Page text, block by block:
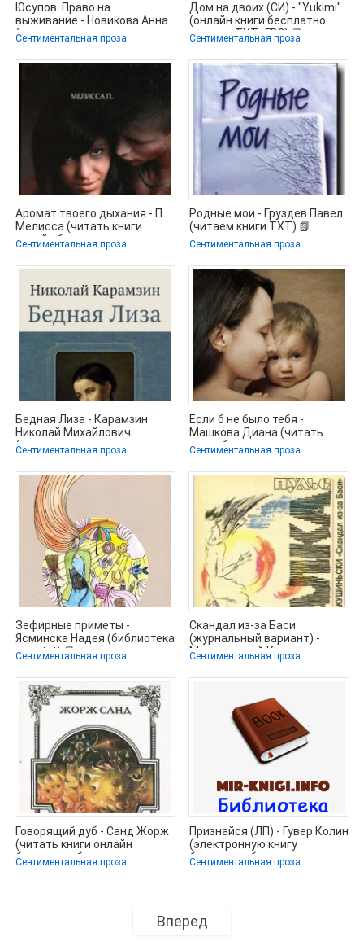
Юсупов. Право на
выживание - Новикова Анна
(серии книг читать
Сентиментальная проза
Дом на двоих (СИ) - "Yukimi"
(онлайн книги бесплатно
полные .TXT, .FB2) 📗
Сентиментальная проза
Аромат твоего дыхания - П.
Мелисса (читать книги
онлайн без регистрации
Сентиментальная проза
Родные мои - Груздев Павел
(читаем книги TXT) 📗
Сентиментальная проза
Бедная Лиза - Карамзин
Николай Михайлович
(электронные книги
бесплатно .TXT) 📗
Сентиментальная проза
Если б не было тебя -
Машкова Диана (читать
книги бесплатно полностью
Сентиментальная проза
Зефирные приметы -
Ясминска Надея (библиотека
книг txt) 📗
Сентиментальная проза
Скандал из-за Баси
(журнальный вариант) -
Макушинский Корнель
(читать книги без
Сентиментальная проза
Говорящий дуб - Санд Жорж
(читать книги онлайн
бесплатно без сокращение
Сентиментальная проза
Признайся (ЛП) - Гувер Колин
(электронную книгу
бесплатно без регистрации
Сентиментальная проза
Вперед